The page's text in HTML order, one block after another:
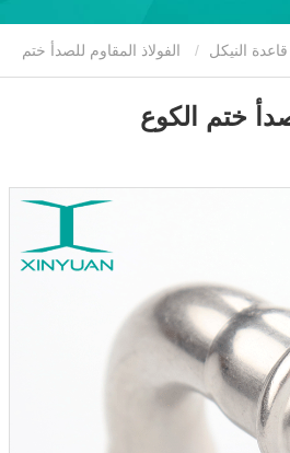
النيكل الفولاذ المقاوم للصدأ ختم
ختم الكوع